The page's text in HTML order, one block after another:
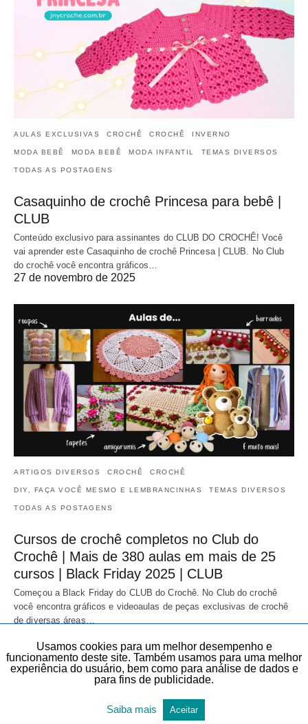
AULAS EXCLUSIVAS CROCHÊ CROCHÊ INVERNO
MODA BEBÊ MODA BEBÊ MODA INFANTIL TEMAS DIVERSOS
TODAS AS POSTAGENS
Casaquinho de crochê Princesa para bebê |
CLUB
Conteúdo exclusivo para assinantes do CLUB DO CROCHÊ! Você
vai aprender este Casaquinho de crochê Princesa | CLUB. No Club
do crochê você encontra gráficos…
27 de novembro de 2025
ARTIGOS DIVERSOS CROCHÊ CROCHÊ
DIY, FAÇA VOCÊ MESMO E LEMBRANCINHAS TEMAS DIVERSOS
TODAS AS POSTAGENS
Cursos de crochê completos no Club do
Crochê | Mais de 380 aulas em mais de 25
cursos | Black Friday 2025 | CLUB
Começou a Black Friday do CLUB do Crochê. No Club do crochê
você encontra gráficos e videoaulas de peças exclusivas de crochê
de diversas áreas…
Usamos cookies para um melhor desempenho e
funcionamento deste site. Também usamos para uma melhor
experiência do usuário, bem como para análise de dados e
para fins de publicidade.
Saiba mais Aceitar